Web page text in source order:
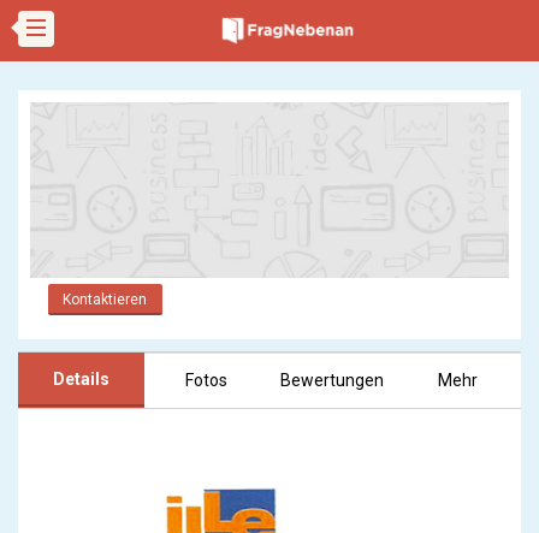
Kontaktieren
Details Fotos Bewertungen Mehr